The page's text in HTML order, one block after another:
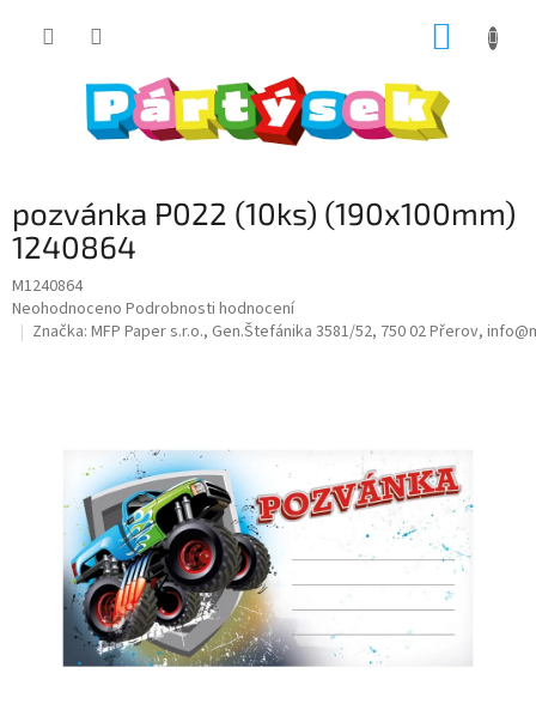
pozvánka P022 (10ks) (190x100mm)
1240864
M1240864
Průměrné
hodnocení
hvězdiček.
Neohodnoceno Podrobnosti hodnocení
Značka: MFP Paper s.r.o., Gen.Štefánika 3581/52, 750 02 Přerov,